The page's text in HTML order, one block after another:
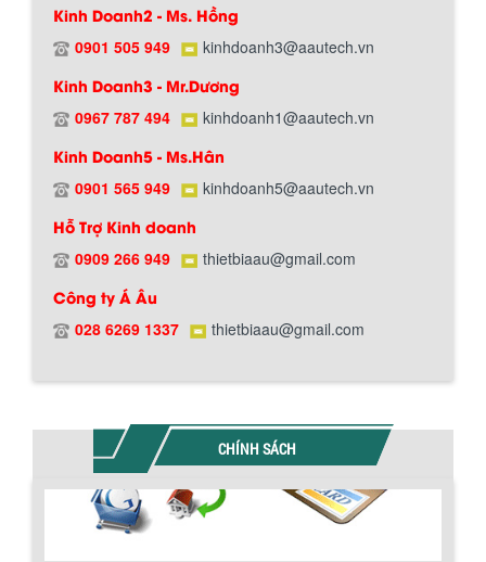
Kinh Doanh2 - Ms. Hồng
0901 505 949 kinhdoanh3@aautech.vn
Kinh Doanh3 - Mr.Dương
0967 787 494 kinhdoanh1@aautech.vn
Kinh Doanh5 - Ms.Hân
0901 565 949 kinhdoanh5@aautech.vn
Hỗ Trợ Kinh doanh
0909 266 949 thietbiaau@gmail.com
Công ty Á Âu
028 6269 1337 thietbiaau@gmail.com
CHÍNH SÁCH
tạo gồm 2 lớp inox và được dùng để
làm giảm nhiệt độ của nguyên...
Máy trộn bột khô 500kg được thiết kế
thân bồn nằm ngang, với cánh trộn bột